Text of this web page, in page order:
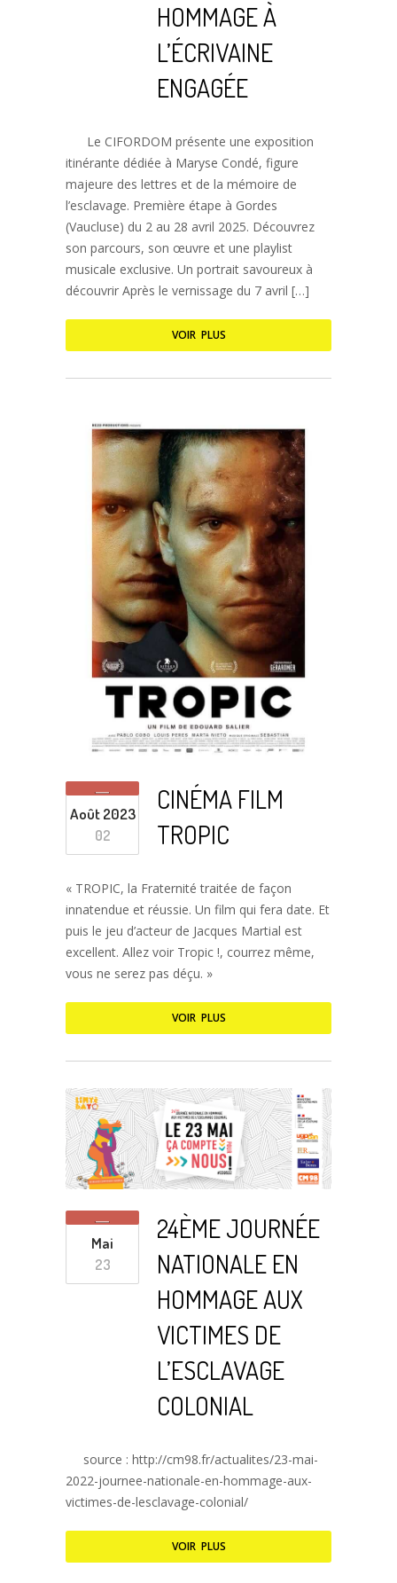
HOMMAGE À
L’ÉCRIVAINE
ENGAGÉE
Le CIFORDOM présente une exposition
itinérante dédiée à Maryse Condé, figure
majeure des lettres et de la mémoire de
l’esclavage. Première étape à Gordes
(Vaucluse) du 2 au 28 avril 2025. Découvrez
son parcours, son œuvre et une playlist
musicale exclusive. Un portrait savoureux à
découvrir Après le vernissage du 7 avril […]
VOIR PLUS
Août 2023
02
CINÉMA FILM
TROPIC
« TROPIC, la Fraternité traitée de façon
innatendue et réussie. Un film qui fera date. Et
puis le jeu d’acteur de Jacques Martial est
excellent. Allez voir Tropic !, courrez même,
vous ne serez pas déçu. »
VOIR PLUS
Mai
23
24ÈME JOURNÉE
NATIONALE EN
HOMMAGE AUX
VICTIMES DE
L’ESCLAVAGE
COLONIAL
source : http://cm98.fr/actualites/23-mai-
2022-journee-nationale-en-hommage-aux-
victimes-de-lesclavage-colonial/
VOIR PLUS